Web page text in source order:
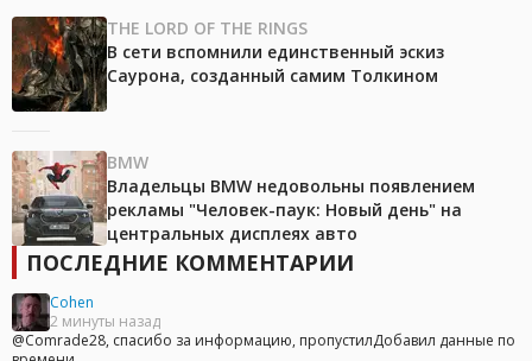
THE LORD OF THE RINGS
В сети вспомнили единственный эскиз
Саурона, созданный самим Толкином
BMW
Владельцы BMW недовольны появлением
рекламы "Человек-паук: Новый день" на
центральных дисплеях авто
ПОСЛЕДНИЕ КОММЕНТАРИИ
Cohen
2 минуты назад
@Comrade28, спасибо за информацию, пропустилДобавил данные по